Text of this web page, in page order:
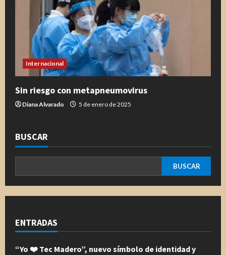
Internacional
Sin riesgo con metapneumovirus
Diana Alvarado 5 de enero de 2025
BUSCAR
BUSCAR
ENTRADAS
“Yo ❤️ Tec Madero”, nuevo símbolo de identidad y